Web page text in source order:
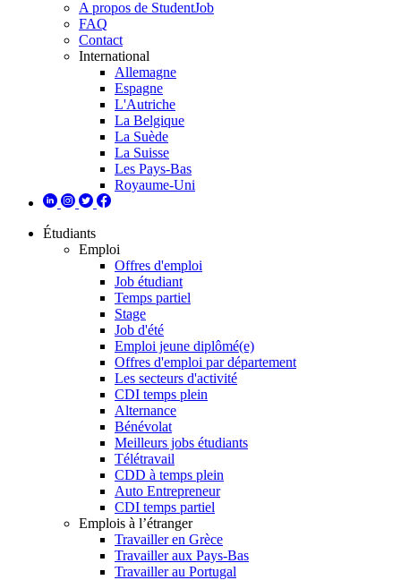
A propos de StudentJob
FAQ
Contact
International
Allemagne
Espagne
L'Autriche
La Belgique
La Suède
La Suisse
Les Pays-Bas
Royaume-Uni
Étudiants
Emploi
Offres d'emploi
Job étudiant
Temps partiel
Stage
Job d'été
Emploi jeune diplômé(e)
Offres d'emploi par département
Les secteurs d'activité
CDI temps plein
Alternance
Bénévolat
Meilleurs jobs étudiants
Télétravail
CDD à temps plein
Auto Entrepreneur
CDI temps partiel
Emplois à l’étranger
Travailler en Grèce
Travailler aux Pays-Bas
Travailler au Portugal